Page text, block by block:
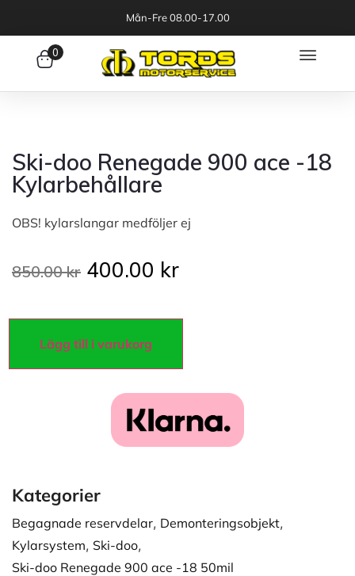
Mån-Fre 08.00-17.00
0
Ski-doo Renegade 900 ace -18
Kylarbehållare
OBS! kylarslangar medföljer ej
850.00kr 400.00 kr
Lägg till i varukorg
Kategorier
Begagnade reservdelar, Demonteringsobjekt,
Kylarsystem, Ski-doo,
Ski-doo Renegade 900 ace -18 50mil